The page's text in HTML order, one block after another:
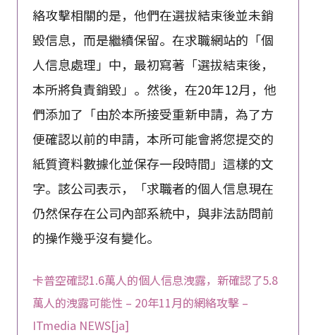
絡攻擊相關的是，他們在選拔結束後並未銷
毀信息，而是繼續保留。在求職網站的「個
人信息處理」中，最初寫著「選拔結束後，
本所將負責銷毀」。然後，在20年12月，他
們添加了「由於本所接受重新申請，為了方
便確認以前的申請，本所可能會將您提交的
紙質資料數據化並保存一段時間」這樣的文
字。該公司表示，「求職者的個人信息現在
仍然保存在公司內部系統中，與非法訪問前
的操作幾乎沒有變化。
卡普空確認1.6萬人的個人信息洩露，新確認了5.8
萬人的洩露可能性 – 20年11月的網絡攻擊 –
ITmedia NEWS[ja]